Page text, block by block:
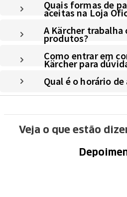
Quais formas de
aceitas na Loja
A Kärcher trabalha
produtos?
Como entrar em
Kärcher para
Qual é o horário
Veja o que estão